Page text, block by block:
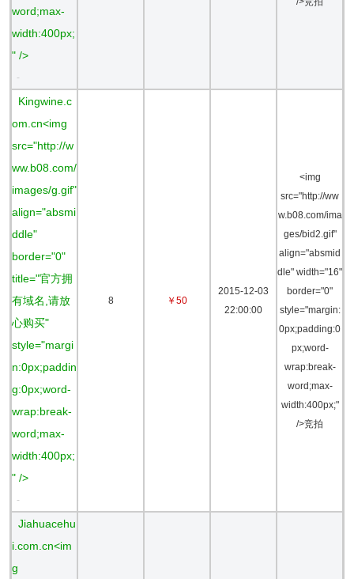
word;max-
width:400px;
" />
-
Kingwine.c
om.cn<img
src="http://w
ww.b08.com/
images/g.gif"
align="absmi
ddle"
border="0"
title="官方拥
有域名,请放
心购买"
style="margi
n:0px;paddin
g:0px;word-
wrap:break-
word;max-
width:400px;
" />
-
8 ￥50
2015-12-03
22:00:00
<img
src="http://ww
w.b08.com/ima
ges/bid2.gif"
align="absmid
dle" width="16"
border="0"
style="margin:
0px;padding:0
px;word-
wrap:break-
word;max-
width:400px;"
/>竞拍
Jiahuacehu
i.com.cn<im
g